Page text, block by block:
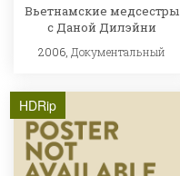
Вьетнамские медсестры
с Даной Дилэйни
2006, Документальный
HDRip